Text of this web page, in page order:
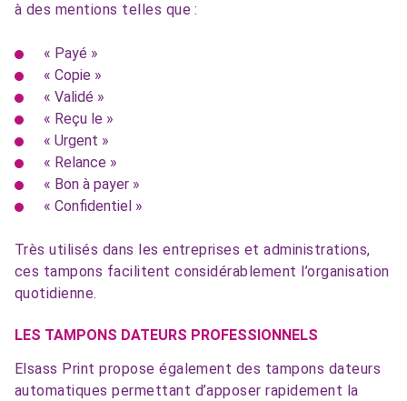
à des mentions telles que :
« Payé »
« Copie »
« Validé »
« Reçu le »
« Urgent »
« Relance »
« Bon à payer »
« Confidentiel »
Très utilisés dans les entreprises et administrations,
ces tampons facilitent considérablement l’organisation
quotidienne.
LES TAMPONS DATEURS PROFESSIONNELS
Elsass Print propose également des tampons dateurs
automatiques permettant d’apposer rapidement la